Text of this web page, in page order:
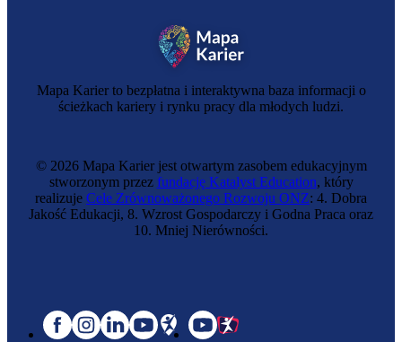
Mapa Karier to bezpłatna i interaktywna baza informacji o
ścieżkach kariery i rynku pracy dla młodych ludzi.
© 2026 Mapa Karier jest otwartym zasobem edukacyjnym
stworzonym przez fundację Katalyst Education, który
realizuje Cele Zrównoważonego Rozwoju ONZ: 4. Dobra
Jakość Edukacji, 8. Wzrost Gospodarczy i Godna Praca oraz
10. Mniej Nierówności.